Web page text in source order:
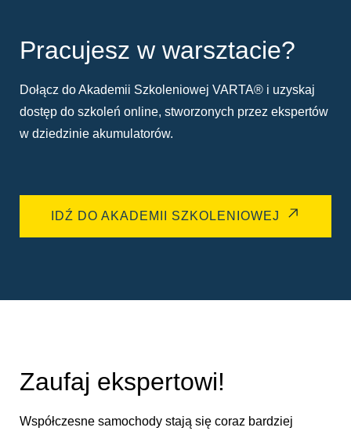
Pracujesz w warsztacie?
Dołącz do Akademii Szkoleniowej VARTA® i uzyskaj
dostęp do szkoleń online, stworzonych przez ekspertów
w dziedzinie akumulatorów.
IDŹ DO AKADEMII SZKOLENIOWEJ
Zaufaj ekspertowi!
Współczesne samochody stają się coraz bardziej